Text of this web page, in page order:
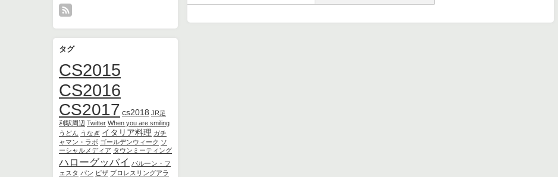
タグ
CS2015
CS2016
CS2017 cs2018 JR足
利駅周辺 Twitter When you are smiling
うどん うなぎ イタリア料理 ガチ
ャマン・ラボ ゴールデンウィーク ソ
ーシャルメディア タウンミーティング
ハローグッバイ バルーン・フ
ェスタ パン ピザ プロレスリングアラ